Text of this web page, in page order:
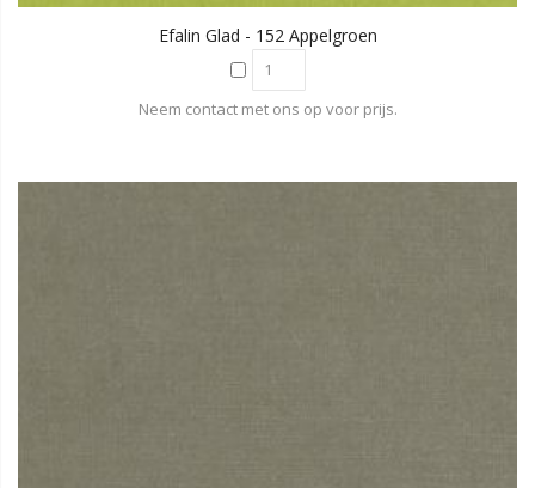
Efalin Glad - 152 Appelgroen
Neem contact met ons op voor prijs.